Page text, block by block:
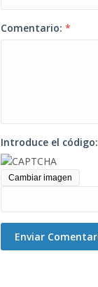
Comentario: *
Introduce el código:
Cambiar imagen
Enviar